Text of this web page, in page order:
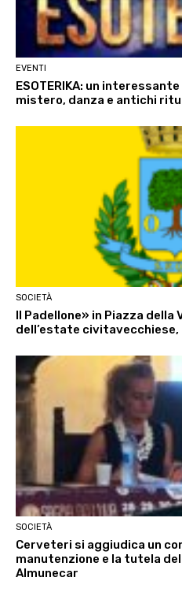
EVENTI
ESOTERIKA: un
mistero, danza e antichi
SOCIETÀ
Il Padellone» in Piazza della
dell’estate civitavecchiese,
SOCIETÀ
Cerveteri si aggiudica un
manutenzione e la tutela
Almunecar